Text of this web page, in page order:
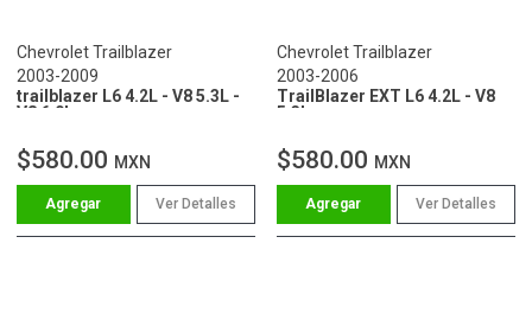
Chevrolet Trailblazer
2003-2009
trailblazer L6 4.2L - V8 5.3L -
V8 6.0L
$580.00 MXN
Ver Detalles
Chevrolet Trailblazer
2003-2006
TrailBlazer EXT L6 4.2L - V8
5.3L
$580.00 MXN
Ver Detalles